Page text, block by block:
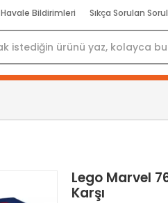
Havale Bildirimleri Sıkça Sorulan
Lego Marvel
Karşı